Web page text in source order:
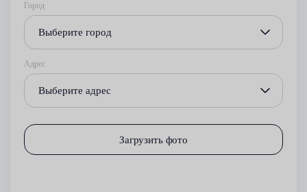
Город
Выберите город
Адрес
Выберите адрес
Загрузить фото